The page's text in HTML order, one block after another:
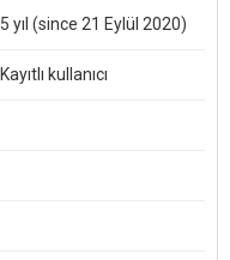
5 yıl (since 21 Eylül 2020)
Kayıtlı kullanıcı